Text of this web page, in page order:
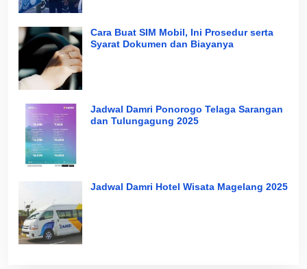
Cara Buat SIM Mobil, Ini Prosedur serta
Syarat Dokumen dan Biayanya
Jadwal Damri Ponorogo Telaga Sarangan
dan Tulungagung 2025
Jadwal Damri Hotel Wisata Magelang 2025